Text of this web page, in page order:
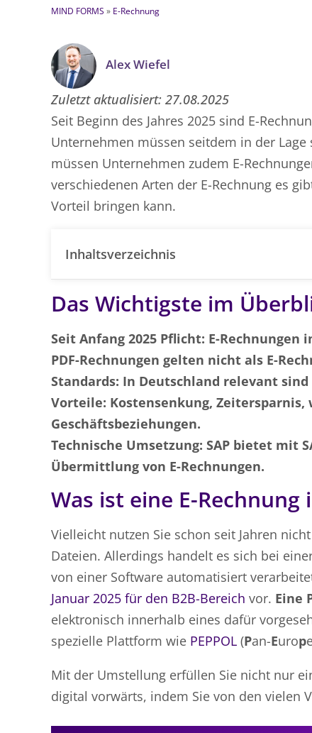
MIND FORMS » E-Rechnung
Alex Wiefel
Zuletzt aktualisiert: 27.08.2025
Seit Beginn des Jahres 2025 sind E-
Unternehmen müssen seitdem in der Lage
müssen Unternehmen zudem E-
verschiedenen Arten der E-Rechnung es
Vorteil bringen kann.
Inhaltsverzeichnis
Das Wichtigste im
Seit Anfang 2025 Pflicht: E-Rechnungen
PDF-Rechnungen gelten nicht als E-
Standards: In Deutschland relevant sind
Vorteile: Kostensenkung,
Geschäftsbeziehungen.
Technische Umsetzung: SAP bietet mit
Übermittlung von E-Rechnungen.
Was ist eine E-Rechnung
Vielleicht nutzen Sie schon seit Jahren
Dateien. Allerdings handelt es sich bei
von einer Software automatisiert
Januar 2025 für den B2B-Bereich vor. Eine
elektronisch innerhalb eines dafür
spezielle Plattform wie PEPPOL (Pan-Europ
Mit der Umstellung erfüllen Sie nicht nur
digital vorwärts, indem Sie von den vielen